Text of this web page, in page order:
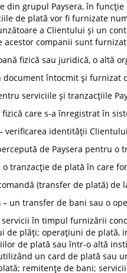
din grupul Paysera, în
de plată vor fi furnizate
a Clientului și un
acestor companii sunt
fizică sau juridică, o altă
document întocmit și furnizat
serviciile și tranzacțiile
fizică care s-a înregistrat în
verificarea identității
de Paysera pentru o
o tranzacție de plată în care
(transfer de plată)
– un transfer de bani sau o
servicii în timpul furnizării
de plăți; operațiuni de
de plată sau într-o altă
un card de plată sau
remitențe de bani;